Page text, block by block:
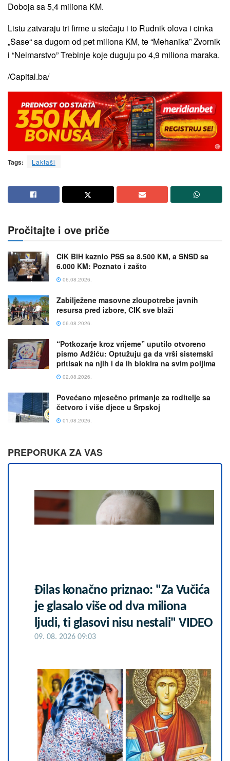
Doboja sa 5,4 miliona KM.
Listu zatvaraju tri firme u stečaju i to Rudnik olova i cinka
„Sase“ sa dugom od pet miliona KM, te “Mehanika” Zvornik
i “Neimarstvo” Trebinje koje duguju po 4,9 miliona maraka.
/Capital.ba/
Tags: Laktaši
Pročitajte i ove priče
CIK BiH kaznio PSS sa 8.500 KM, a SNSD sa
6.000 KM: Poznato i zašto
06.08.2026.
Zabilježene masovne zloupotrebe javnih
resursa pred izbore, CIK sve blaži
06.08.2026.
“Potkozarje kroz vrijeme” uputilo otvoreno
pismo Adžiću: Optužuju ga da vrši sistemski
pritisak na njih i da ih blokira na svim poljima
02.08.2026.
Povećano mjesečno primanje za roditelje sa
četvoro i više djece u Srpskoj
01.08.2026.
PREPORUKA ZA VAS
Đilas konačno priznao: "Za Vučića
je glasalo više od dva miliona
ljudi, ti glasovi nisu nestali" VIDEO
09. 08. 2026 09:03